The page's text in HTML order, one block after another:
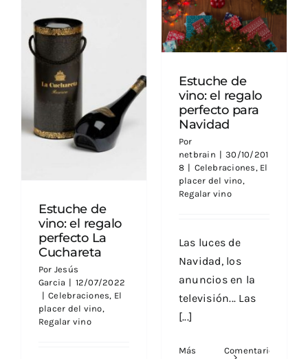
Estuche de vino: el
regalo perfecto La
Cuchareta
Estuche de
vino: el regalo
perfecto La
Cuchareta
Por Jesús
Garcia | 12/07/2022
| Celebraciones, El
placer del vino,
Regalar vino
Estuche de vino: el
regalo perfecto
para Navidad
Estuche de
vino: el regalo
perfecto para
Navidad
Por
netbrain | 30/10/201
8 | Celebraciones , El
placer del vino,
Regalar vino
Las luces de
Navidad, los
anuncios en la
televisión... Las
[...]
Más
Comentarios